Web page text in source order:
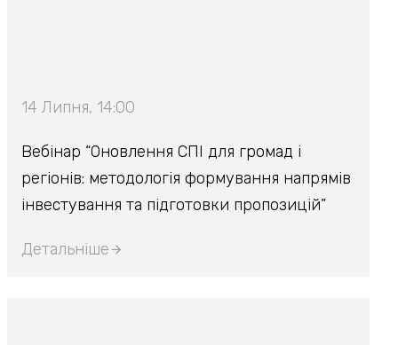
14 Липня, 14:00
Вебінар “Оновлення СПІ для громад і
регіонів: методологія формування напрямів
інвестування та підготовки пропозицій”
Детальніше